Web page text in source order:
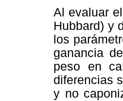
Al evaluar
Hubbard) y
los
ganancia
peso en
diferencias
y no